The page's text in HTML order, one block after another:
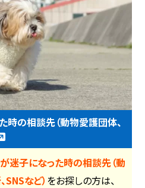
の相談先（動物愛護団体、
迷子になった時の相談先（動
など） をお探しの方は、